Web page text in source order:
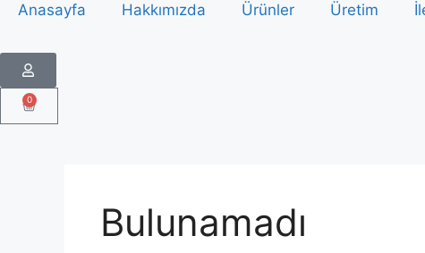
Anasayfa Hakkımızda Ürünler Üretim
0
Bulunamadı